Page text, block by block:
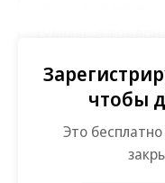
По словам
компании, в июне
чтобы
Это